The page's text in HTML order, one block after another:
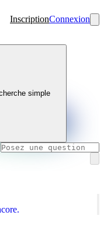
InscriptionConnexion
simple